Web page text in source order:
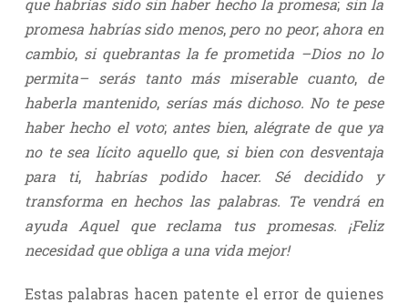
que habrías sido sin haber hecho la promesa; sin la
promesa habrías sido menos,pero no peor;ahora en
cambio,si quebrantas la fe prometida –Dios no lo
permita– serás tanto más miserable cuanto, de
haberla mantenido, serías más dichoso. No te pese
haber hecho el voto;antes bien,alégrate de que ya
no te sea lícito aquello que, si bien con desventaja
para ti, habrías podido hacer. Sé decidido y
transforma en hechos las palabras. Te vendrá en
ayuda Aquel que reclama tus promesas. ¡Feliz
necesidad que obliga a una vida mejor!
Estas palabras hacen patente el error de quienes